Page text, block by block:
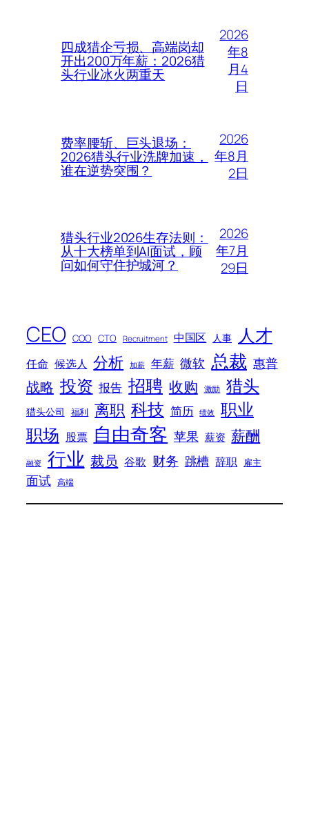
四成猎企亏损、高端岗却
开出200万年薪：2026猎
头行业冰火两重天
2026
年8
月4
日
费率腰斩、巨头退场：
2026猎头行业洗牌加速，
谁在逆势突围？
2026
年8月
2日
猎头行业2026生存法则：
从十大榜单到AI面试，顾
问如何守住护城河？
2026
年7月
29日
CEO COO CTO Recruitment 中国区 人事 人才
任命 候选人 分析 加薪 年薪 微软 总裁 惠普
战略 投资 报告 招聘 收购 激励 猎头
猎头公司 福利 离职 科技 简历 绩效 职业
职场 股票 自由奇客 苹果 薪资 薪酬
融资 行业 裁员 谷歌 财务 跳槽 辞职 雇主
面试 高端